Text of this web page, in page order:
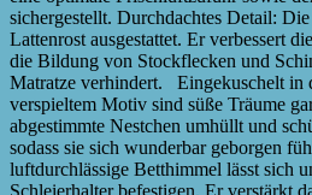
sichergestellt. Durchdachtes Detail:
Lattenrost ausgestattet. Er verbessert
die Bildung von Stockflecken und
Matratze verhindert. Eingekuschelt in
verspieltem Motiv sind süße Träume
abgestimmte Nestchen umhüllt und
sodass sie sich wunderbar geborgen
luftdurchlässige Betthimmel lässt sich
Schleierhalter befestigen. Er verstärkt